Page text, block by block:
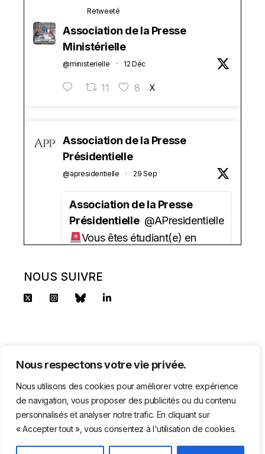
Nous respectons votre vie privée.
Nous utilisons des cookies pour améliorer votre expérience
de navigation, vous proposer des publicités ou du contenu
personnalisés et analyser notre trafic. En cliquant sur
« Accepter tout », vous consentez à l'utilisation de cookies.
Retweeté
Association de la Presse
Ministérielle
@ministerielle · 12 Déc
11 8 X
Association de la Presse
Présidentielle
@apresidentielle · 29 Sep
Association de la Presse
Présidentielle @APresidentielle
Vous êtes étudiant(e) en
Vous aimez la politique ?
financière ?
Candidature à déposer avant le
2 octobre.
Toutes les infos sur
https://www.pressepresidentielle.fr/
postuler/
NOUS SUIVRE
© APP 2025 - 55, RUE DU FAUBOURG SAINT-HONORÉ -
75008 PARIS